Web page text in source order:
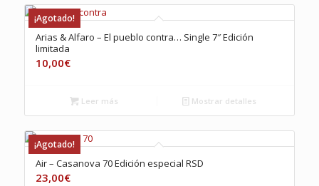
¡Agotado!
Arias & Alfaro – El pueblo contra… Single 7″ Edición
limitada
10,00€
Leer más Mostrar detalles
¡Agotado!
Air – Casanova 70 Edición especial RSD
23,00€